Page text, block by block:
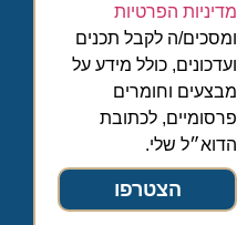
מדיניות הפרטיות
ומסכים/ה לקבל תכנים
ועדכונים, כולל מידע על
מבצעים וחומרים
פרסומיים, לכתובת
הדוא״ל שלי.
הצטרפו